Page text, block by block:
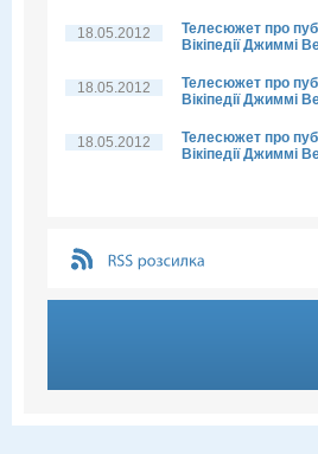
18.05.2012
Телесюжет про
Вікіпедії Джиммі
18.05.2012
Телесюжет про
Вікіпедії Джиммі
18.05.2012
Телесюжет про
Вікіпедії Джиммі